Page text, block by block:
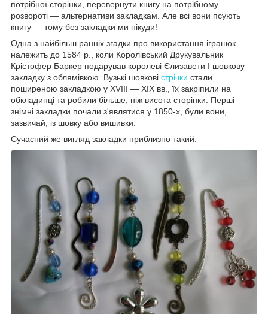
потрібної сторінки, перевернути книгу на потрібному
розвороті — альтернативи закладкам. Але всі вони псують
книгу — тому без закладки ми нікуди!
Одна з найбільш ранніх згадки про використання іграшок
належить до 1584 р., коли Королівський Друкувальник
Крістофер Баркер подарував королеві Єлизавети I шовкову
закладку з облямівкою. Вузькі шовкові стрічки стали
поширеною закладкою у XVIII — XIX вв., їх закріпили на
обкладинці та робили більше, ніж висота сторінки. Перші
знімні закладки почали з'являтися у 1850-х, були вони,
зазвичай, із шовку або вишивки.
Сучасний же вигляд закладки приблизно такий: